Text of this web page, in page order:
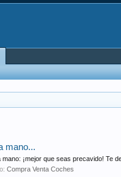
mano...
¡mejor que seas precavido! Te
Compra Venta Coches